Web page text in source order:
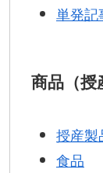
単発記
商品（授
授産製
食品